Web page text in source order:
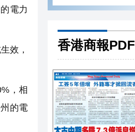
電力
效，
，相
的電
香港商報PDF